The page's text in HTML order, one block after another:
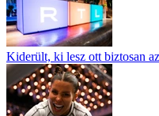
Kiderült, ki lesz ott biztosan